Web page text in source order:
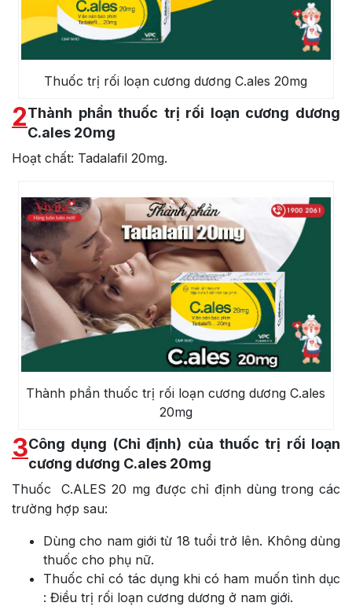
Thuốc trị rối loạn cương dương C.ales 20mg
2Thành phần thuốc trị rối loạn cương dương
C.ales 20mg
Hoạt chất: Tadalafil 20mg.
Thành phần thuốc trị rối loạn cương dương C.ales
20mg
3Công dụng (Chỉ định) của thuốc trị rối loạn
cương dương C.ales 20mg
Thuốc C.ALES 20 mg được chỉ định dùng trong các
trường hợp sau:
Dùng cho nam giới từ 18 tuổi trở lên. Không dùng
thuốc cho phụ nữ.
Thuốc chỉ có tác dụng khi có ham muốn tình dục
: Điều trị rối loạn cương dương ở nam giới.